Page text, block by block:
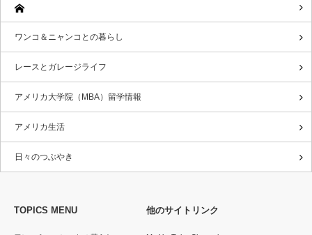
ワンコ＆ニャンコとの暮らし
レースとガレージライフ
アメリカ大学院（MBA）留学情報
アメリカ生活
日々のつぶやき
TOPICS MENU 他のサイトリンク